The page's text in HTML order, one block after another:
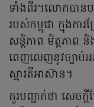
ទាំងពីរ។លោកបានបញ្
របស់កម្ពុជា ក្នុងការ
សន្តិភាព មិត្តភាព
ពេញលេញនូវច្បាប់
ស្មារតីអាស៊ាន។
គួរបញ្ជាក់ថា សេចក្